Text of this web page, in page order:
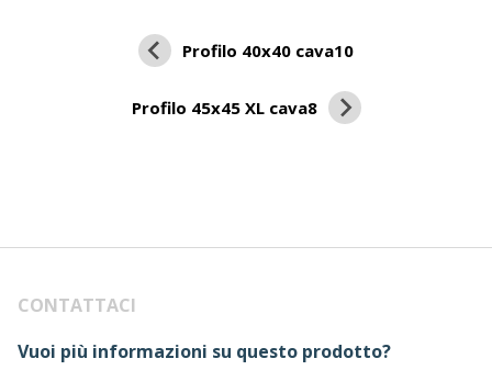
Profilo 40x40 cava10
Profilo 45x45 XL cava8
CONTATTACI
Vuoi più informazioni su questo prodotto?